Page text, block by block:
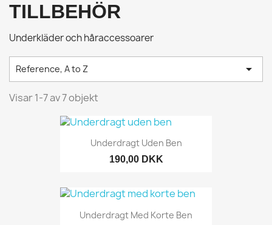
TILLBEHÖR
Underkläder och håraccessoarer
Reference, A to Z 
Visar 1-7 av 7 objekt
Underdragt Uden Ben
190,00 DKK
Underdragt Med Korte Ben